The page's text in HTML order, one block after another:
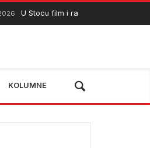
U Stocu film i razgovor o budućnosti
KOLUMNE